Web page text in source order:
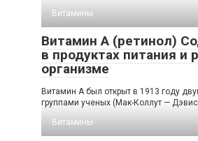
Витамины
Витамин А (ретинол)
в продуктах питания и
организме
Витамин А был открыт в 1913 году
группами ученых (Мак-Коллут — Дэвис
Витамины